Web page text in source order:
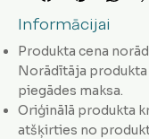
Informācijai
Produkta cena
Norādītāja
piegādes maksa.
Oriģinālā produkta
atšķirties no